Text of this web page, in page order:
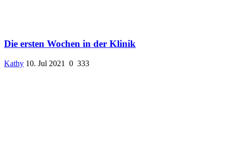
Die ersten Wochen in der Klinik
Kathy 10. Jul 2021 0 333